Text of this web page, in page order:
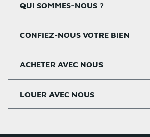
QUI SOMMES-NOUS ?
Nos agences
Notre histoire
Nos valeurs
CONFIEZ-NOUS VOTRE BIEN
Estimer un bien
Critères estimation
ACHETER AVEC NOUS
Acheter sur Rennes
LOUER AVEC NOUS